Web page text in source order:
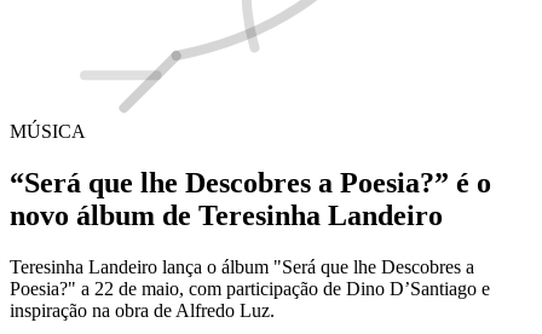
MÚSICA
“Será que lhe Descobres a Poesia?” é o
novo álbum de Teresinha Landeiro
Teresinha Landeiro lança o álbum "Será que lhe Descobres a
Poesia?" a 22 de maio, com participação de Dino D’Santiago e
inspiração na obra de Alfredo Luz.